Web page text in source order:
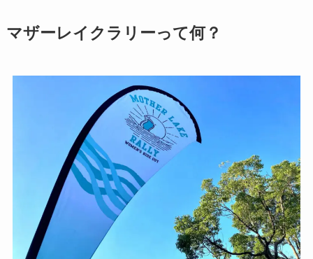
マザーレイクラリーって何？